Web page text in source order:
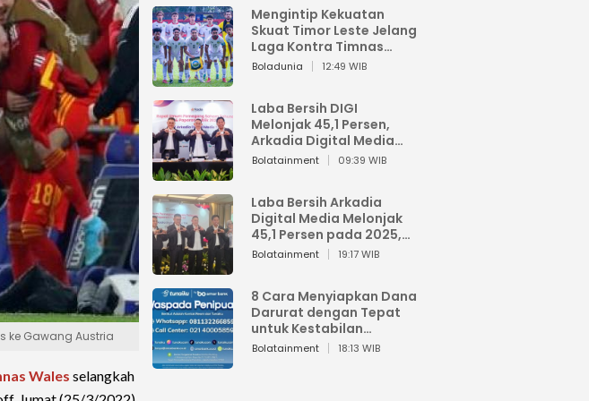
ke Gawang Austria
Wales selangkah
Mengintip Kekuatan
Skuat Timor Leste Jelang
Laga Kontra Timnas
Indonesia di Piala AFF
Boladunia 12:49 WIB
Laba Bersih DIGI
Melonjak 45,1 Persen,
Arkadia Digital Media
Perkuat Bisnis AI dan
Bolatainment 09:39 WIB
Laba Bersih Arkadia
Digital Media Melonjak
45,1 Persen pada 2025,
Sentuh Rp1,76 Miliar
Bolatainment 19:17 WIB
8 Cara Menyiapkan Dana
Darurat dengan Tepat
untuk Kestabilan
Keuangan
Bolatainment 18:13 WIB